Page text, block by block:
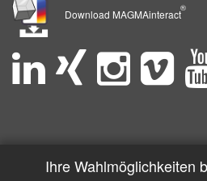
Download MAGMAinteract
®
Ihre Wahlmöglichkeiten